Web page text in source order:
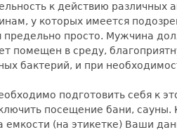
вычет
к действию
у которых имеется
предельно просто. Мужчина
помещен в среду,
бактерий, и при
подготовить себя к
посещение бани,
(на этикетке) Ваши